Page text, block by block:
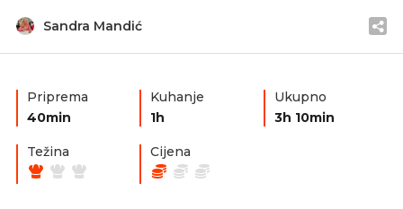
Sandra Mandić
Priprema
40min
Kuhanje
1h
Ukupno
3h 10min
Težina Cijena